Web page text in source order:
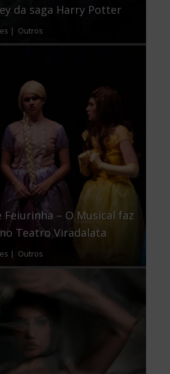
da saga Harry Potter
| Outros
– O Musical faz
Teatro Viradalata
| Outros